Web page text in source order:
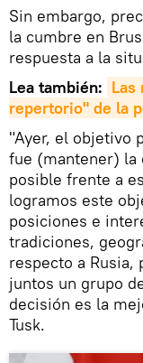
Sin embargo,
la cumbre en
respuesta a la
Lea también: Las
repertorio" de la
"Ayer, el objetivo
fue (mantener) la
posible frente a
logramos este
posiciones e
tradiciones,
respecto a
juntos un grupo
decisión es la
Tusk.